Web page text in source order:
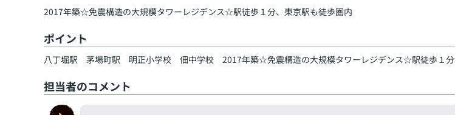
2017年築☆免震構造の大規模タワーレジデンス☆駅徒歩１分、東京駅も徒歩圏内
ポイント
八丁堀駅 茅場町駅 明正小学校 佃中学校 2017年築☆免震構造の大規模タワーレジデンス☆駅徒歩１分
担当者のコメント